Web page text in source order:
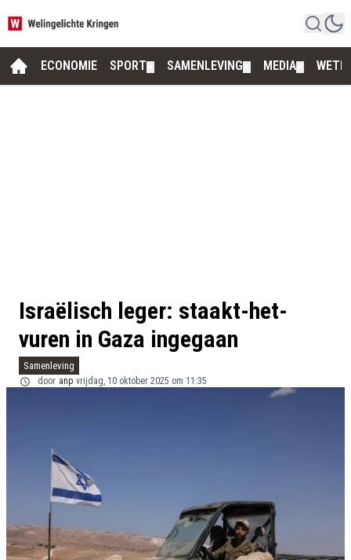
ECONOMIE SPORT SAMENLEVING MEDIA
Israëlisch leger: staakt-het-
vuren in Gaza ingegaan
Samenleving
door anp vrijdag, 10 oktober 2025 om 11:35